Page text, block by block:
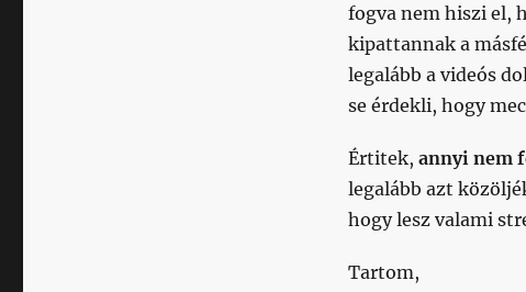
fogva nem hiszi el,
kipattannak a
legalább a videós
se érdekli, hogy
Értitek, annyi nem
legalább azt
hogy lesz valami
Tartom,